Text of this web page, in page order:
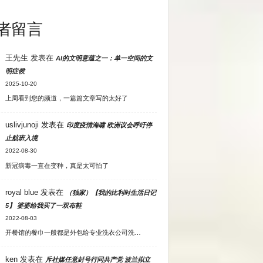
留言
王先生 发表在 AI的文明意蕴之一：单一空间的文
明症候
2025-10-20
上周看到您的频道，一篇篇文章写的太好了
uslivjunoji 发表在 印度疫情海啸 欧洲议会呼吁停
止航班入境
2022-08-30
新冠病毒一直在变种，真是太可怕了
royal blue发表在
（独家）【我的比利时生活日记
5】 婆婆给我买了一双布鞋
2022-08-03
开餐馆的餐巾一般都是外包给专业洗衣公司洗…
ken发表在 斥社媒任意封号行同共产党 波兰拟立